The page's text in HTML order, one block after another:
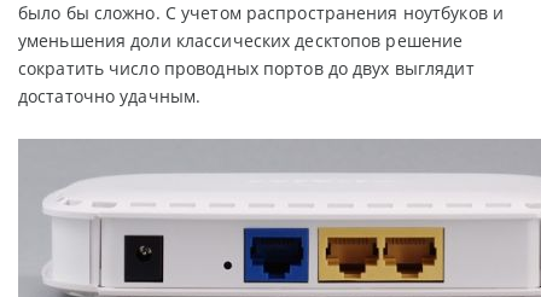
было бы сложно. С учетом распространения ноутбуков и
уменьшения доли классических десктопов решение
сократить число проводных портов до двух выглядит
достаточно удачным.